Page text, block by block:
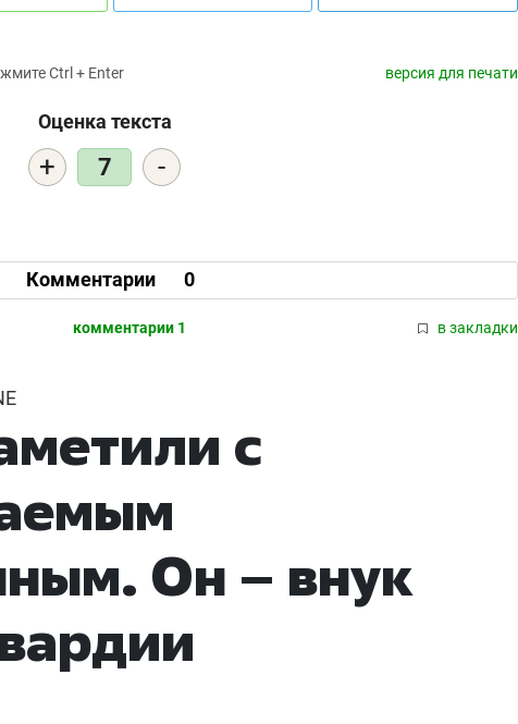
Ctrl + Enter версия для печати
Оценка текста
+ 7 -
Комментарии 0
комментарии 1 в закладки
с
Он – внук